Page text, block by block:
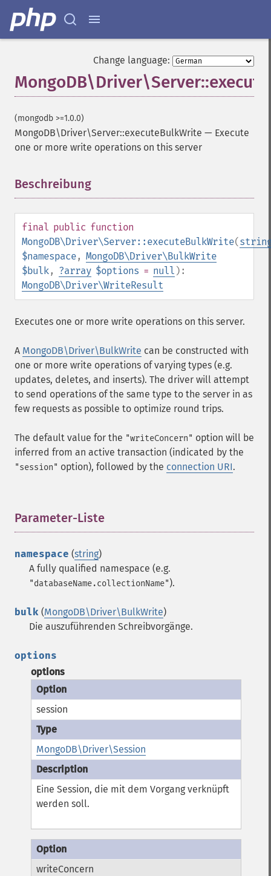
Change language:
(mongodb >=1.0.0)
MongoDB\Driver\Server::executeBulkWrite — Execute
one or more write operations on this server
Beschreibung
final public function
MongoDB\Driver\Server::executeBulkWrite(
$namespace, MongoDB\Driver\BulkWrite
$bulk, ?array $options = null ):
MongoDB\Driver\WriteResult
Executes one or more write operations on this server.
A MongoDB\Driver\BulkWrite can be constructed with
one or more write operations of varying types (e.g.
updates, deletes, and inserts). The driver will attempt
to send operations of the same type to the server in as
few requests as possible to optimize round trips.
The default value for the "writeConcern" option will be
inferred from an active transaction (indicated by the
"session" option), followed by the connection URI.
Parameter-Liste
namespace (string)
A fully qualified namespace (e.g.
"databaseName.collectionName").
bulk (MongoDB\Driver\BulkWrite)
Die auszuführenden Schreibvorgänge.
options
options
session
MongoDB\Driver\Session
Eine Session, die mit dem Vorgang verknüpft
werden soll.
writeConcern